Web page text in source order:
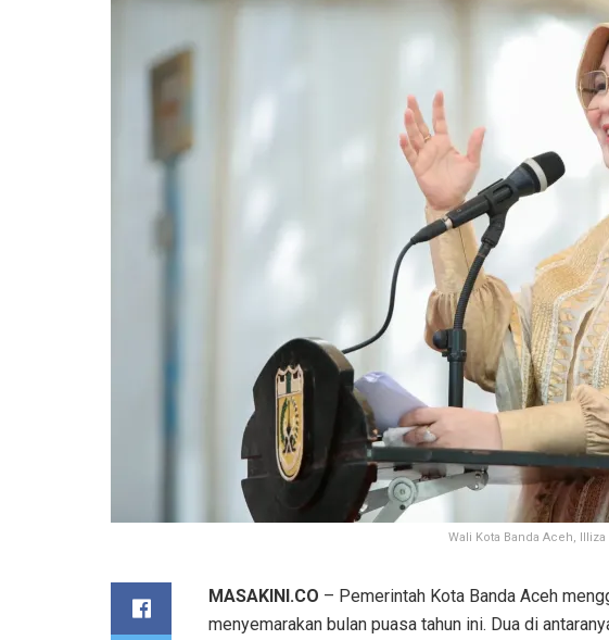
Wali Kota Banda Aceh,
MASAKINI.CO – Pemerintah Kota Banda Aceh
menyemarakan bulan puasa tahun ini. Dua di